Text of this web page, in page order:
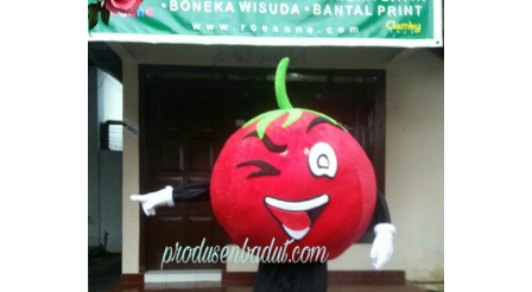
MAKAN
DI
YOGYAKARTA